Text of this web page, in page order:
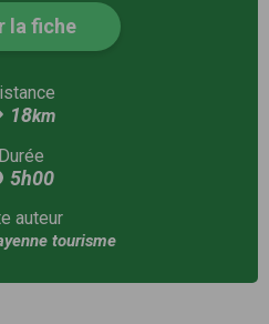
la fiche
18km
Durée
5h00
auteur
tourisme